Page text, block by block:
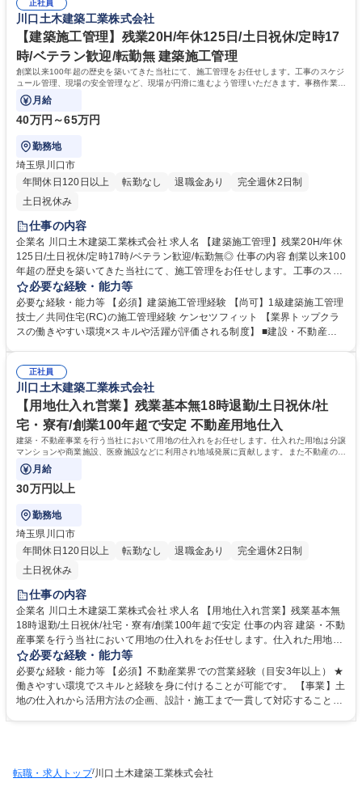
寮有/創業100年超◎
事業は安定しています。 【働き方について】土日祝休み。17時定時。年
間休日125日、平均有給取得日数8.4日とワークライフバランスが取れた環
境です。平均勤続年数約15年と業界平均より長いことがその証拠です！
学歴・資格 学歴：大学院 大学 語学力： 資格：一級建築士 建築設備士
正社員
川口土木建築工業株式会社
【建築施工管理】残業20H/年休125日/土日祝休/定時17
時/ベテラン歓迎/転勤無 建築施工管理
創業以来100年超の歴史を築いてきた当社にて、施工管理をお任せします。工事のスケジ
ュール管理、現場の安全管理など、現場が円滑に進むよう管理いただきます。事務作業な
ど分業体制が進み働きやすい環境です。
月給
40万円～65万円
勤務地
埼玉県川口市
年間休日120日以上
転勤なし 退職金あり
完全週休2日制
土日祝休み
仕事の内容
企業名 川口土木建築工業株式会社 求人名 【建築施工管理】残業20H/年休
125日/土日祝休/定時17時/ベテラン歓迎/転勤無◎ 仕事の内容 創業以来100
年超の歴史を築いてきた当社にて、施工管理をお任せします。工事のスケ
ジュール管理、現場の安全管理など、現場が円滑に進むよう管理いただき
ます。事務作業など分業体制が進み働きやすい環境です。 【建物用途】■
共同住宅(分譲)8割 ■公共工事、民間マンション以外2割 【エリア】東京(8
割) 埼玉(1.5割) 千葉・神奈川・茨城(0.5割) 【金額】メイン：10億～20億
期は休日出勤することもありますが、その場合でも振替休日の取得を徹底
しています！ 募集職種 【建築施工管理】残業20H/年休125日/土日祝休/定
時17時/ベテラン歓迎/転勤無◎
必要な経験・能力等
必要な経験・能力等 【必須】建築施工管理経験 【尚可】1級建築施工管理
技士／共同住宅(RC)の施工管理経験 ケンセツフィット 【業界トップクラ
スの働きやすい環境×スキルや活躍が評価される制度】 ■建設・不動産業
なっています。■あいまいな評価制度でなく具体的かつ公平に評価される
評価制度が機能しているため活躍次第でしっかりと昇給います。だからこ
そモチベーションを持って働くことが可能です。 学歴・資格 学歴：大学
院 大学 高専 短大 専修学校 高校 語学力： 資格：1級建築施工管理技士
正社員
川口土木建築工業株式会社
【用地仕入れ営業】残業基本無18時退勤/土日祝休/社
宅・寮有/創業100年超で安定 不動産用地仕入
建築・不動産事業を行う当社において用地の仕入れをお任せします。仕入れた用地は分譲
マンションや商業施設、医療施設などに利用され地域発展に貢献します。また不動産の企
画等の営業も行うことも可能です。
月給
30万円以上
勤務地
埼玉県川口市
年間休日120日以上
転勤なし 退職金あり
完全週休2日制
土日祝休み
仕事の内容
企業名 川口土木建築工業株式会社 求人名 【用地仕入れ営業】残業基本無
18時退勤/土日祝休/社宅・寮有/創業100年超で安定 仕事の内容 建築・不動
産事業を行う当社において用地の仕入れをお任せします。仕入れた用地は
分譲マンションや商業施設、医療施設などに利用され地域発展に貢献しま
す。また不動産の企画等の営業も行うことも可能です。 ≪開拓≫不動産仲
介、銀行、税理士等からの情報収集。自社の特徴をPRすることで、土地
情報を仕入れやすい関係性を構築し土地情報のアンテナを張り巡らしま
本無18時退勤/土日祝休/社宅・寮有/創業100年超で安定
必要な経験・能力等
必要な経験・能力等 【必須】不動産業界での営業経験（目安3年以上） ★
働きやすい環境でスキルと経験を身に付けることが可能です。 【事業】土
地の仕入れから活用方法の企画、設計・施工まで一貫して対応することで
5年と業界平均より長いことがその証拠です！ 学歴・資格 学歴：大学院
転職・求人トップ/川口土木建築工業株式会社